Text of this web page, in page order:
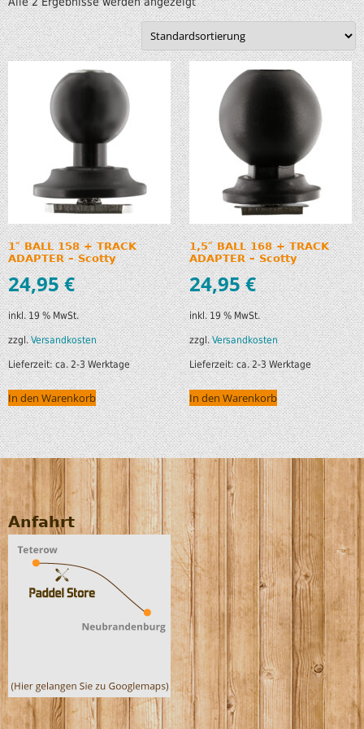
1″ BALL 158 + TRACK
ADAPTER – Scotty
24,95€
inkl. 19 % MwSt.
zzgl.Versandkosten
Lieferzeit:ca. 2-3 Werktage
In den Warenkorb
1,5″ BALL 168 + TRACK
ADAPTER – Scotty
24,95€
inkl. 19 % MwSt.
zzgl.Versandkosten
Lieferzeit:ca. 2-3 Werktage
In den Warenkorb
Anfahrt